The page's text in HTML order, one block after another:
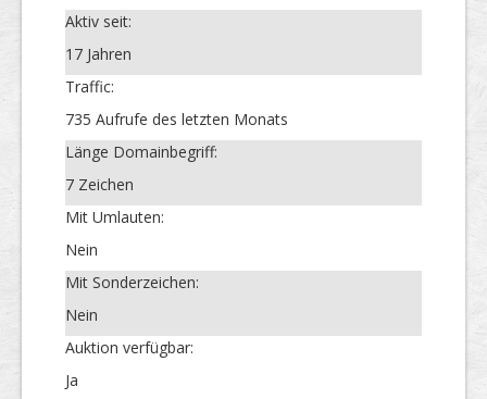
Aktiv seit:
17 Jahren
Traffic:
735 Aufrufe des letzten Monats
Länge Domainbegriff:
7 Zeichen
Mit Umlauten:
Nein
Mit Sonderzeichen:
Nein
Auktion verfügbar:
Ja